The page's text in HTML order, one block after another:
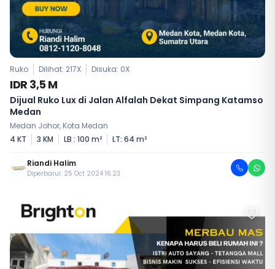
Ruko Dilihat: 217X Disuka: 0X
IDR 3,5 M
Dijual Ruko Lux di Jalan Alfalah Dekat Simpang Katamso
Medan
Medan Johor, Kota Medan
4 KT
3 KM LB : 100 m² LT: 64 m²
Riandi Halim
Diperbarui: 25 Oct 2024 16:23